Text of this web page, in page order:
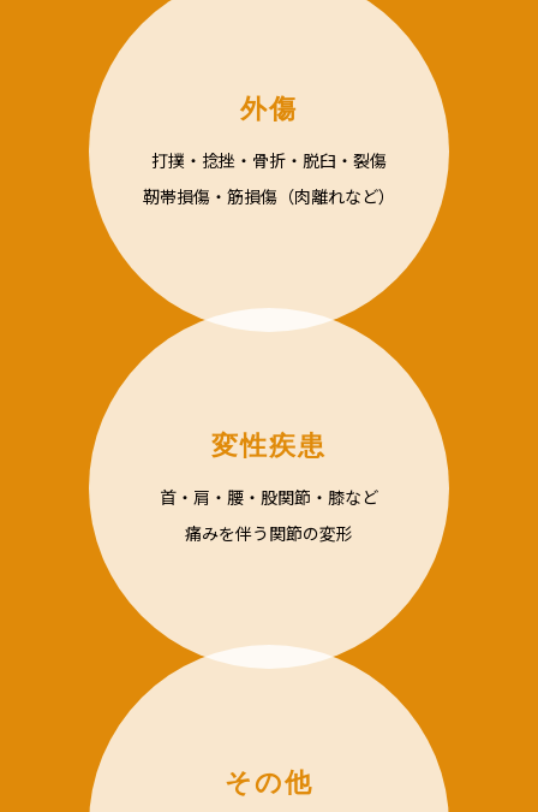
外傷
打撲・捻挫・骨折・脱臼・裂傷
靭帯損傷・筋損傷（肉離れなど）
変性疾患
首・肩・腰・股関節・膝など
痛みを伴う関節の変形
その他